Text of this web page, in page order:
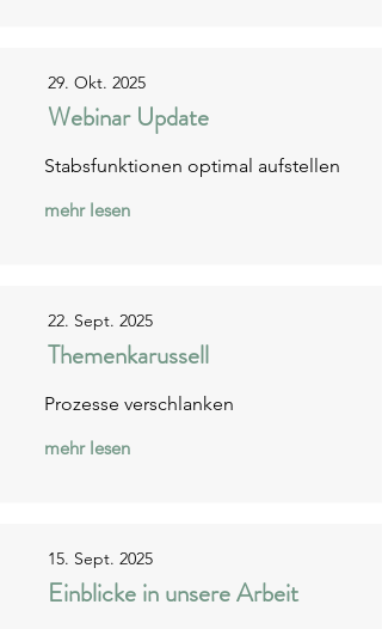
29. Okt. 2025
Webinar Update
Stabsfunktionen optimal aufstellen
mehr lesen
22. Sept. 2025
Themenkarussell
Prozesse verschlanken
mehr lesen
15. Sept. 2025
Einblicke in unsere Arbeit